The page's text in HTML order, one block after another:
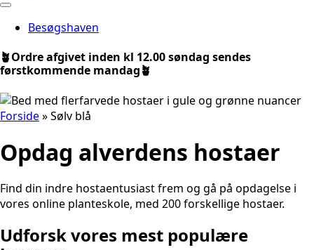
Besøgshaven
🪴Ordre afgivet inden kl 12.00 søndag sendes
førstkommende mandag🪴
Forside»Sølv blå
Opdag alverdens hostaer
Find din indre hostaentusiast frem og gå på opdagelse i
vores online planteskole, med 200 forskellige hostaer.
Udforsk vores mest populære